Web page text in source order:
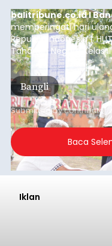
balitribune.co.id I
memperingati hari
Republik Indonesia (
Tahanan Negara Kelas
kegiatan pemeriksaan
(6/8/2026).
Bangli
Submitted bycontributor
Baca
Iklan